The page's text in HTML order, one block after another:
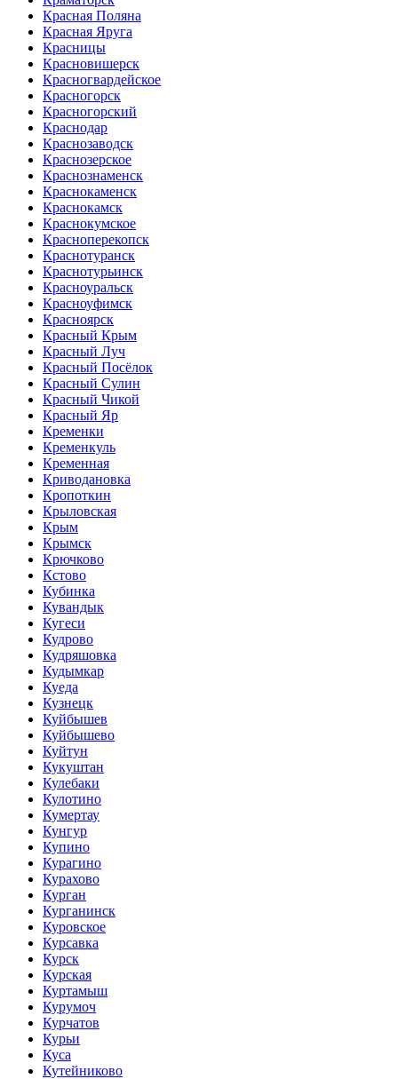
Красная Поляна
Красная Яруга
Красницы
Красновишерск
Красногвардейское
Красногорск
Красногорский
Краснодар
Краснозаводск
Краснозерское
Краснознаменск
Краснокаменск
Краснокамск
Краснокумское
Красноперекопск
Краснотуранск
Краснотурьинск
Красноуральск
Красноуфимск
Красноярск
Красный Крым
Красный Луч
Красный Посёлок
Красный Сулин
Красный Чикой
Красный Яр
Кременки
Кременкуль
Кременная
Криводановка
Кропоткин
Крыловская
Крым
Крымск
Крючково
Кстово
Кубинка
Кувандык
Кугеси
Кудрово
Кудряшовка
Кудымкар
Куеда
Кузнецк
Куйбышев
Куйбышево
Куйтун
Кукуштан
Кулебаки
Кулотино
Кумертау
Кунгур
Купино
Курагино
Курахово
Курган
Курганинск
Куровское
Курсавка
Курск
Курская
Куртамыш
Курумоч
Курчатов
Курьи
Куса
Кутейниково